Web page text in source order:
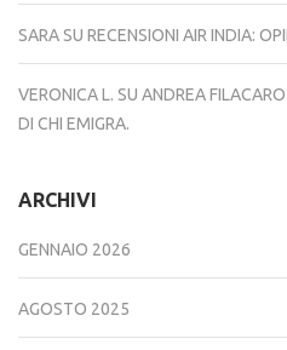
SARA SU RECENSIONI AIR INDIA:
VERONICA L. SU ANDREA
DI CHI EMIGRA.
ARCHIVI
GENNAIO 2026
AGOSTO 2025